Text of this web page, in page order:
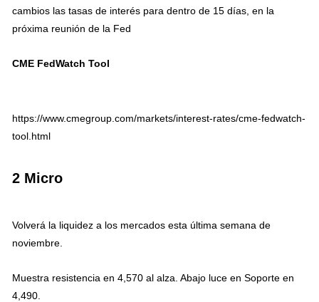
cambios las tasas de interés para dentro de 15 días, en la
próxima reunión de la Fed
CME FedWatch Tool
https://www.cmegroup.com/markets/interest-rates/cme-fedwatch-
tool.html
2 Micro
Volverá la liquidez a los mercados esta última semana de
noviembre.
Muestra resistencia en 4,570 al alza. Abajo luce en Soporte en
4,490.